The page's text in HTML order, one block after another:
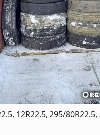
12R22.5, 295/